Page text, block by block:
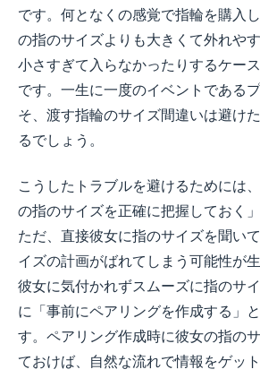
です。何となくの感覚で指輪を購入
の指のサイズよりも大きくて外れや
小さすぎて入らなかったりするケー
です。一生に一度のイベントである
そ、渡す指輪のサイズ間違いは避け
るでしょう。
こうしたトラブルを避けるためには
の指のサイズを正確に把握しておく
ただ、直接彼女に指のサイズを聞い
イズの計画がばれてしまう可能性が
彼女に気付かれずスムーズに指のサ
に「事前にペアリングを作成する」
す。ペアリング作成時に彼女の指の
ておけば、自然な流れで情報をゲッ